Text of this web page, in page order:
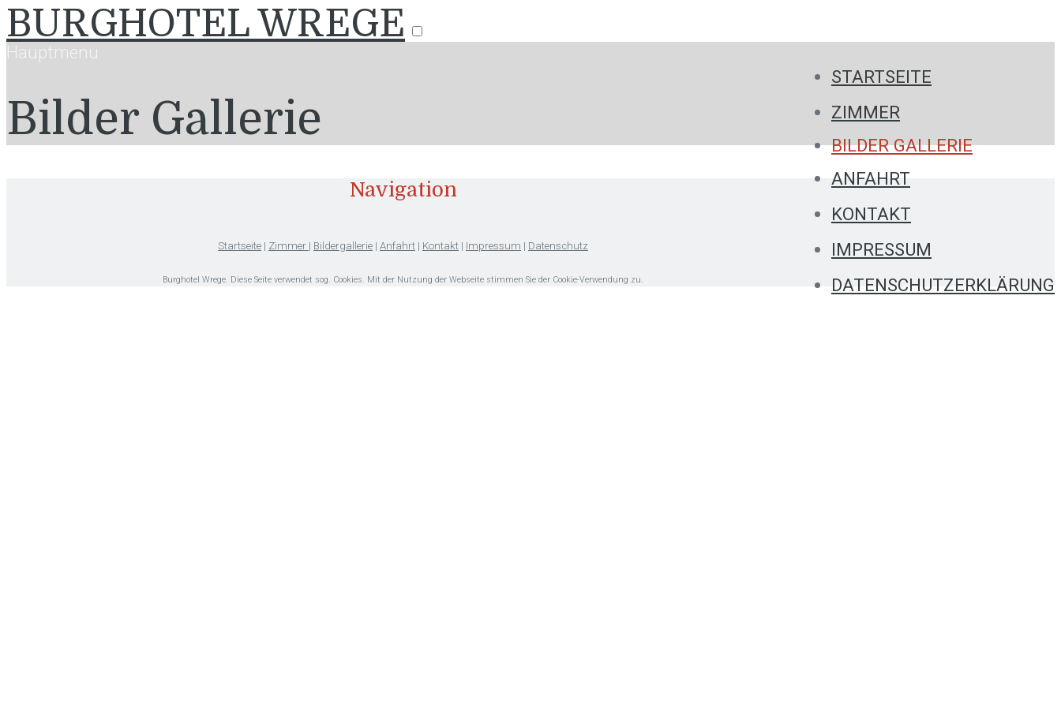
BURGHOTEL WREGE
STARTSEITE
ZIMMER
BILDER GALLERIE
ANFAHRT
KONTAKT
IMPRESSUM
DATENSCHUTZERKLÄRUNG
Hauptmenu
Bilder Gallerie
Navigation
Startseite | Zimmer | Bildergallerie | Anfahrt | Kontakt | Impressum | Datenschutz
Burghotel Wrege. Diese Seite verwendet sog. Cookies. Mit der Nutzung der Webseite stimmen Sie der Cookie-Verwendung zu.